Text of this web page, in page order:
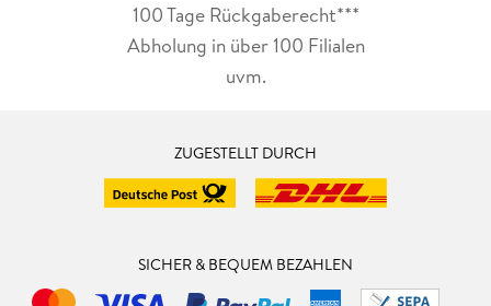
100 Tage Rückgaberecht***
Abholung in über 100 Filialen
uvm.
ZUGESTELLT DURCH
SICHER & BEQUEM BEZAHLEN